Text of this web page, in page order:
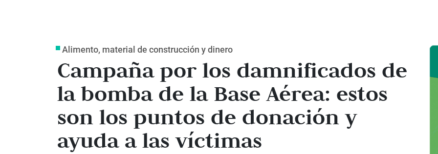
Alimento, material de construcción y dinero
Campaña por los damnificados de
la bomba de la Base Aérea: estos
son los puntos de donación y
ayuda a las víctimas